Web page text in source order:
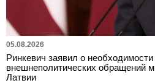
05.08.2026
Ринкевич заявил о необходимости
внешнеполитических обращений
Латвии